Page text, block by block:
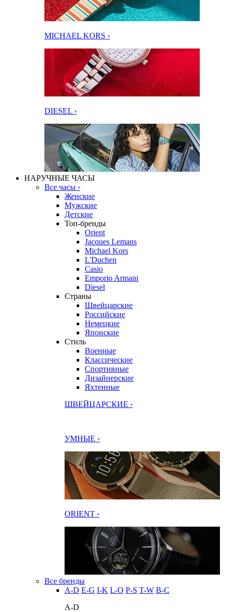
MICHAEL KORS ›
DIESEL ›
НАРУЧНЫЕ ЧАСЫ
Все часы ›
Женские
Мужские
Детские
Топ-бренды
Orient
Jacques Lemans
Michael Kors
L'Duchen
Casio
Emporio Armani
Diesel
Страны
Швейцарские
Российские
Немецкие
Японские
Стиль
Военные
Классические
Спортивные
Дизайнерские
Яхтенные
ШВЕЙЦАРСКИЕ ›
УМНЫЕ ›
ORIENT ›
Все бренды
A-D E-G I-K L-O P-S T-W В-С
A-D